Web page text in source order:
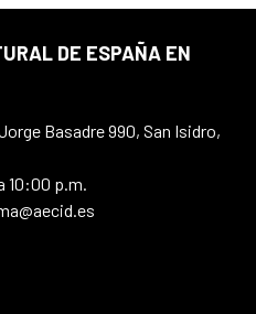
DE ESPAÑA EN
Basadre 990, San Isidro,
10:00 p.m.